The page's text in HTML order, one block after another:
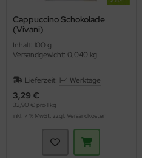
Cappuccino Schokolade
(Vivani)
Inhalt: 100 g
Versandgewicht: 0,040 kg
Lieferzeit: 1-4 Werktage
3,29 €
32,90 € pro 1 kg
inkl. 7 % MwSt. zzgl. Versandkosten